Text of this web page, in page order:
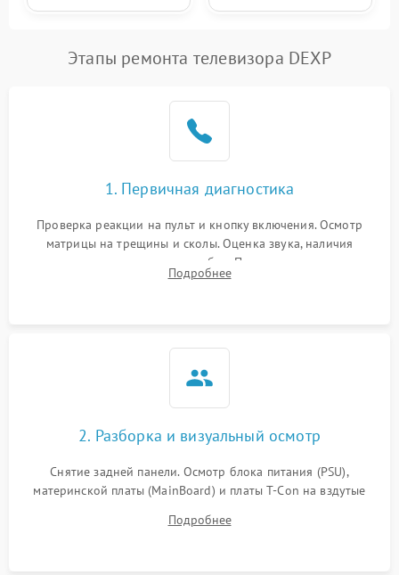
Этапы ремонта телевизора DEXP
1. Первичная диагностика
Проверка реакции на пульт и кнопку включения. Осмотр
матрицы на трещины и сколы. Оценка звука, наличия
подсветки и индикаторов ошибок. Подключение тестовых
источников сигнала для выявления симптомов поломки.
Подробнее
2. Разборка и визуальный осмотр
Снятие задней панели. Осмотр блока питания (PSU),
материнской платы (MainBoard) и платы T-Con на вздутые
Проверка надежности фиксации и целостности шлейфов.
Подробнее